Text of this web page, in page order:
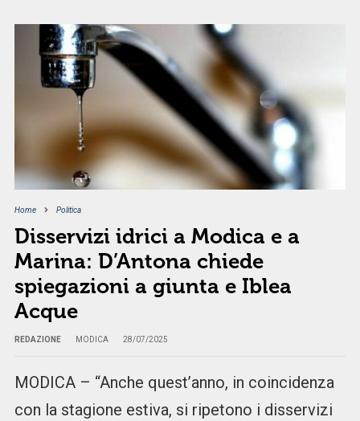
Home Politica
Disservizi idrici a Modica e a
Marina: D’Antona chiede
spiegazioni a giunta e Iblea
Acque
REDAZIONE MODICA 28/07/2025
MODICA – “Anche quest’anno, in coincidenza
con la stagione estiva, si ripetono i disservizi